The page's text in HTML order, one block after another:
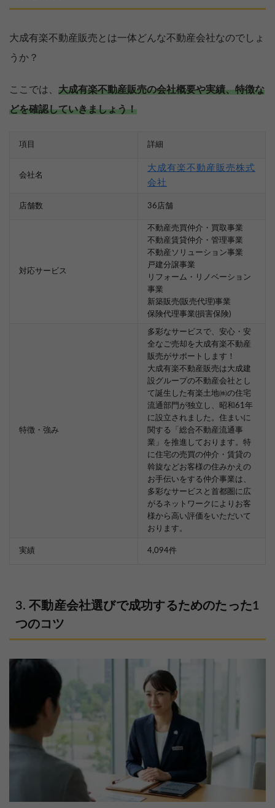
大成有楽不動産販売とは一体どんな不動産会社なのでしょ
うか？
ここでは、 大成有楽不動産販売の会社概要や実績、特徴な
どを確認していきましょう！
項目 詳細
会社名
大成有楽不動産販売株式
会社
店舗数 36店舗
対応サービス
不動産売買仲介・買取事業
不動産賃貸仲介・管理事業
不動産ソリューション事業
戸建分譲事業
リフォーム・リノベーション
事業
新築販売(販売代理)事業
保険代理事業(損害保険)
特徴・強み
多彩なサービスで、安心・安
全なご売却を大成有楽不動産
販売がサポートします！
大成有楽不動産販売は大成建
設グループの不動産会社とし
て誕生した有楽土地㈱の住宅
流通部門が独立し、昭和61年
に設立されました。住まいに
関する「総合不動産流通事
業」を推進しております。特
に住宅の売買の仲介・賃貸の
斡旋などお客様の住みかえの
お手伝いをする仲介事業は、
多彩なサービスと首都圏に広
がるネットワークによりお客
様から高い評価をいただいて
おります。
実績 4,094件
不動産会社選びで成功するためのたった1
つのコツ